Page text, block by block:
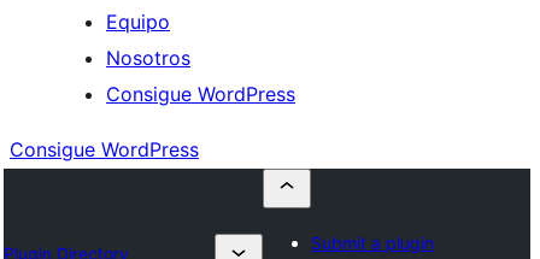
Equipo
Nosotros
Consigue WordPress
Consigue WordPress
Plugin Directory
Submit a plugin